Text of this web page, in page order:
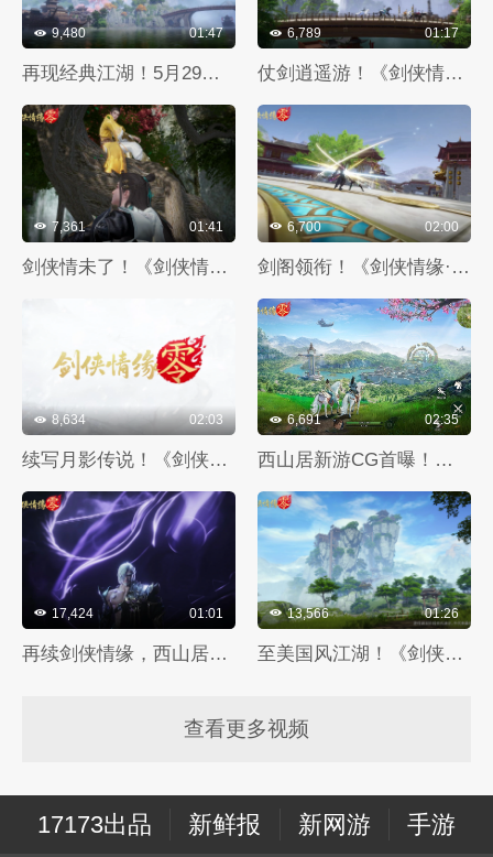
9,480 01:47
再现经典江湖！5月29日见！
6,789 01:17
仗剑逍遥游！《剑侠情缘·零》休闲玩法视频曝光
7,361 01:41
剑侠情未了！《剑侠情缘·零》帮会兄弟情PV曝光
6,700 02:00
剑阁领衔！《剑侠情缘·零》公测五大门派实机PV曝光
8,634 02:03
续写月影传说！《剑侠情缘·零》世界观PV首曝
6,691 02:35
西山居新游CG首曝！《剑侠情缘·零》5月29日正式公测
17,424 01:01
再续剑侠情缘，西山居经典武侠《剑侠情缘·零》首测开启
13,566 01:26
至美国风江湖！《剑侠情缘·零》3.5首测场景实录视频曝光
查看更多视频
17173出品 新鲜报 新网游 手游